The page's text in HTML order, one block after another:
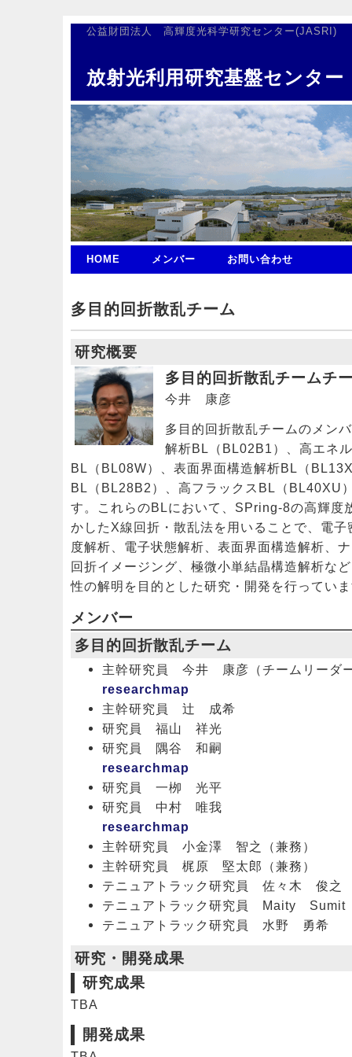
公益財団法人 高輝度光科学研究センター(JASRI)
放射光利用研究基盤センター
HOME メンバー お問い合わせ
多目的回折散乱チーム
研究概要
多目的回折散乱チームチ
今井 康彦
多目的回折散乱チームのメン
解析BL（BL02B1）、高エネ
BL（BL08W）、表面界面構造解析BL（
BL（BL28B2）、高フラックスBL（BL40XU
す。これらのBLにおいて、SPring-8の高輝度
かしたX線回折・散乱法を用いることで、電子
度解析、電子状態解析、表面界面構造解析、
回折イメージング、極微小単結晶構造解析な
性の解明を目的とした研究・開発を行ってい
メンバー
多目的回折散乱チーム
主幹研究員 今井 康彦（チームリー
researchmap
主幹研究員 辻 成希
研究員 福山 祥光
研究員 隅谷
researchmap
研究員 一栁 光平
研究員 中村
researchmap
主幹研究員 小金澤 智之（兼務）
主幹研究員 梶原 堅太郎（兼務）
テニュアトラック研究員 佐々木 俊之
テニュアトラック研究員 Maity
テニュアトラック研究員 水野 勇希
研究・開発成果
研究成果
TBA
開発成果